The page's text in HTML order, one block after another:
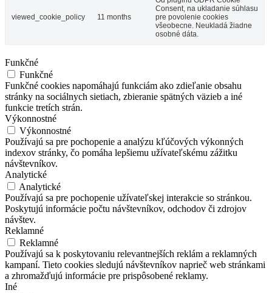
viewed_cookie_policy 11 months
Consent, na ukladanie súhlasu
pre povolenie cookies
všeobecne. Neukladá žiadne
osobné dáta.
Funkčné
Funkčné
Funkčné cookies napomáhajú funkciám ako zdieľanie obsahu
stránky na sociálnych sietiach, zbieranie spätných väzieb a iné
funkcie tretích strán.
Výkonnostné
Výkonnostné
Používajú sa pre pochopenie a analýzu kľúčových výkonných
indexov stránky, čo pomáha lepšiemu užívateľskému zážitku
návštevníkov.
Analytické
Analytické
Používajú sa pre pochopenie užívateľskej interakcie so stránkou.
Poskytujú informácie počtu návštevníkov, odchodov či zdrojov
návštev.
Reklamné
Reklamné
Používajú sa k poskytovaniu relevantnejších reklám a reklamných
kampaní. Tieto cookies sledujú návštevníkov naprieč web stránkami
a zhromažďujú informácie pre prispôsobené reklamy.
Iné